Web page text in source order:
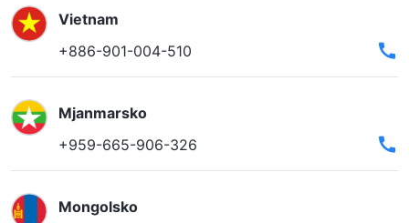
Vietnam
+886-901-004-510
Mjanmarsko
+959-665-906-326
Mongolsko